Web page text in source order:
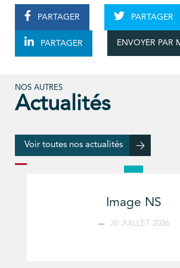
PARTAGER PARTAGER
PARTAGER ENVOYER PAR
NOS AUTRES
Actualités
Voir toutes nos actualités
Image NS
30 JUILLET 2026